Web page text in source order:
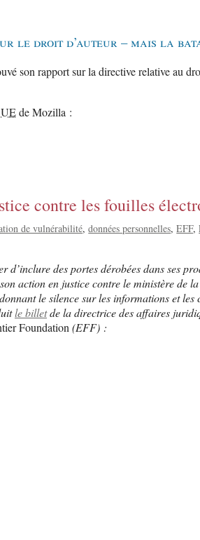
le droit d’auteur – mais la
son rapport sur la directive relative au
UEde Mozilla :
contre les fouilles
de vulnérabilité données personnelles EFF
des portes dérobées dans ses
action en justice contre le ministère de
le silence sur les informations et les
le billetde la directrice des affaires
Foundation (EFF) :